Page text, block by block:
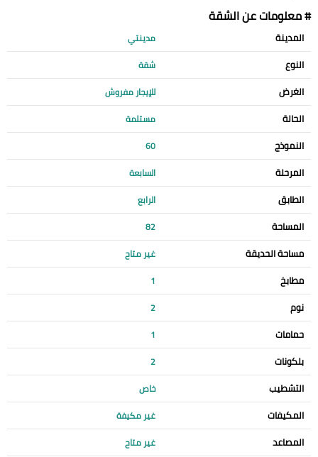
# معلومات عن الشقة
المدينة مدينتي
النوع شقة
الغرض للإيجار مفروش
الحالة مستلمة
النموذج 60
المرحلة السابعة
الطابق الرابع
المساحة 82
مساحة الحديقة غير متاح
مطابخ 1
نوم 2
حمامات 1
بلكونات 2
التشطيب خاص
المكيفات غير مكيفة
المصاعد غير متاح